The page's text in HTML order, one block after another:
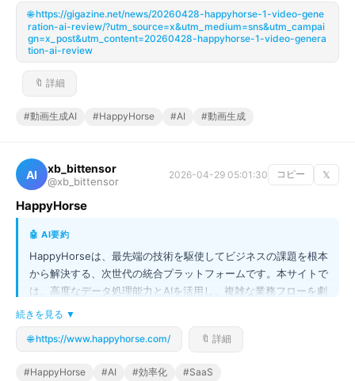
す。特に驚いたのは、セリフを指示していないにも関わらず、参
照画像内の字幕を自動で認識し、動画に付与してくれた点。動画
制作の常識を塗り替える、革命的なAI技術です！
🌐 https://gigazine.net/news/20260428-happyhorse-1-video-gene
ration-ai-review/?utm_source=x&utm_medium=sns&utm_campai
gn=x_post&utm_content=20260428-happyhorse-1-video-genera
tion-ai-review
🔖 詳細
#動画生成AI #HappyHorse #AI #動画生成
AI xb_bittensor
@xb_bittensor
2026-04-29 05:01:30 コピー 𝕏
HappyHorse
🤖 AI要約
HappyHorseは、最先端の技術を駆使してビジネスの課題を根本
から解決する、次世代の統合プラットフォームです。本サイトで
は、高度なデータ処理能力とAIを活用し、複雑な業務フローを劇
的に効率化する具体的な仕組みを解説しています。単なる機能の
羅列ではなく、ユーザーのワークフロー全体を最適化する包括的
なアプローチが最大の特徴です。この革新的な技術を導入すれ
来の働き方を体験できるチャンス、見逃さないでください！
続きを見る ▼
🌐 https://www.happyhorse.com/ 🔖 詳細
#HappyHorse #AI #効率化 #SaaS